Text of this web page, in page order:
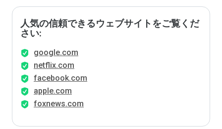
人気の信頼できるウェブサイトをご覧くだ
さい:
google.com
netflix.com
facebook.com
apple.com
foxnews.com